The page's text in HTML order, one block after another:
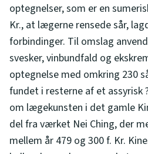
optegnelser, som er en
Kr., at lægerne rensede sår,
forbindinger. Til omslag
svesker, vinbundfald og
optegnelse med omkring 230
fundet i resterne af et assyrisk
om lægekunsten i det gamle
del fra værket Nei Ching, der
mellem år 479 og 300 f. Kr.